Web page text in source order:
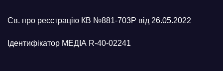
Св. про реєстрацію КВ №881-703Р від 26.05.2022
Ідентифікатор МЕДІА R-40-02241